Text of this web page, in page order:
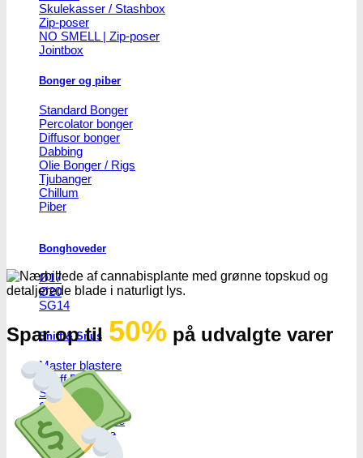
Skulekasser / Stashbox
Zip-poser
NO SMELL | Zip-poser
Jointbox
Bonger og piber
Standard Bonger
Percolator bonger
Diffusor bonger
Dabbing
Olie Bonger / Rigs
Tjubanger
Chillum
Piber
Bonghoveder
Ø17
Ø20
SG14
Sniff & Snus
Master blastere
Snuff Box
Snifferør
Sniffesæt
Pulverbeholdere
Pulverknusere
Spar op til 50% på udvalgte varer